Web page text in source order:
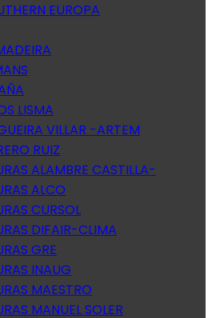
EUROPA
LISMA
VILLAR -ARTEM
RUIZ
ALAMBRE CASTILLA-
ALCO
CURSOL
DIFAIR-CLIMA
GRE
INAUG
MAESTRO
MANUEL SOLER